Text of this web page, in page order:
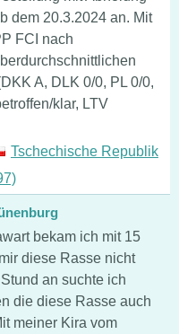
dem 20.3.2024 an. Mit
FCI nach
A, DLK 0/0, PL 0/0,
klar, LTV
Tschechische Republik
bekam ich mit 15
diese Rasse nicht
an suchte ich
die diese Rasse auch
meiner Kira vom